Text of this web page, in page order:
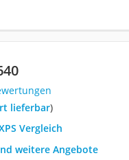
lieferbar)
Vergleich
weitere Angebote